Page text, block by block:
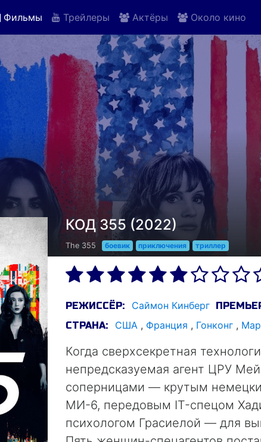
Фильмы Трейлеры Актёры Около кино
КОД 355 (2022)
The 355 боевик приключения триллер
РЕЖИССЁР: Саймон Кинберг
СТРАНА: США , Франция , Гонконг ,
Когда сверхсекретная
непредсказуемая агент ЦРУ
соперницами — крутым
МИ-6, передовым IT-спецом
психологом Грасиелой — для